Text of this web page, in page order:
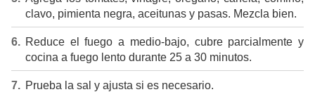
clavo, pimienta negra, aceitunas y pasas. Mezcla bien.
Reduce el fuego a medio-bajo, cubre parcialmente y
cocina a fuego lento durante 25 a 30 minutos.
Prueba la sal y ajusta si es necesario.